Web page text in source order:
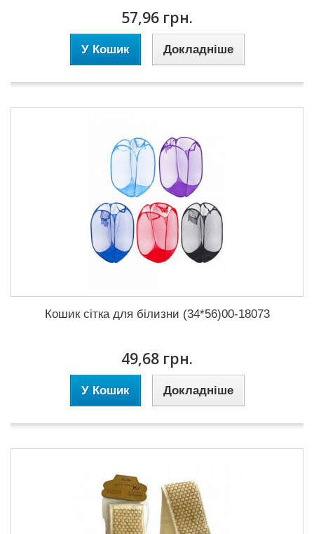
57,96 грн.
У Кошик Докладніше
Кошик сітка для білизни (34*56)00-18073
49,68 грн.
У Кошик Докладніше